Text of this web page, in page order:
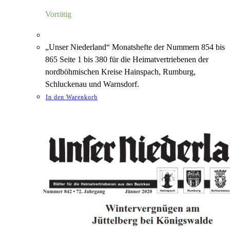
Vorrätig
„Unser Niederland“ Monatshefte der Nummern 854 bis
865 Seite 1 bis 380 für die Heimatvertriebenen der
nordböhmischen Kreise Hainspach, Rumburg,
Schluckenau und Warnsdorf.
In den Warenkorb